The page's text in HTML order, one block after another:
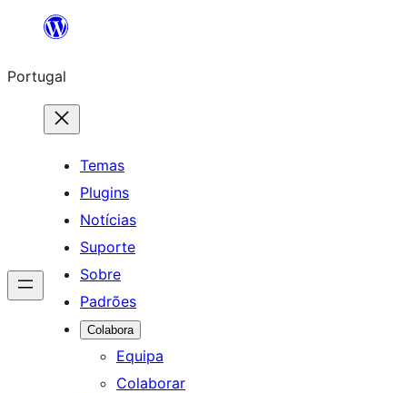
Saltar
o
conteúdo
Portugal
Temas
Plugins
Notícias
Suporte
Sobre
Padrões
Colabora
Equipa
Colaborar